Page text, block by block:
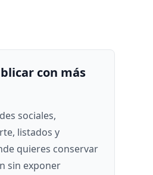
con más
sociales,
listados y
quieres conservar
sin exponer